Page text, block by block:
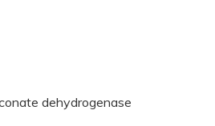
dehydrogenase